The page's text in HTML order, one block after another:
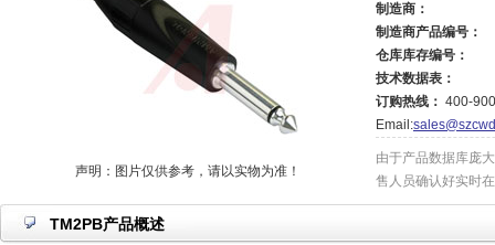
声明：图片仅供参考，请以实物为准！
制造商：
制造商产品编号：
仓库库存编号：
技术数据表：
订购热线： 400-
Email:
由于产品数据库庞
售人员确认好实时
TM2PB产品概述